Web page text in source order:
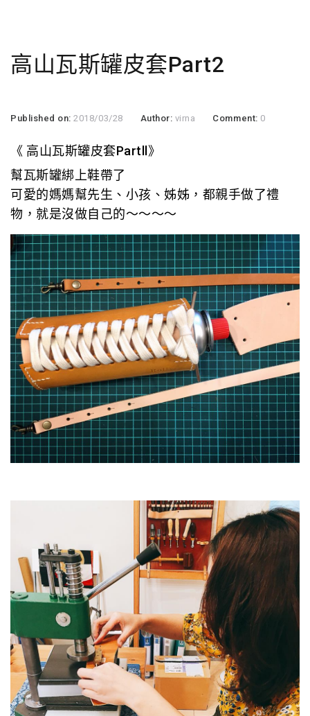
高山瓦斯罐皮套Part2
Published on:2018/03/28 Author: virna Comment: 0
《 高山瓦斯罐皮套Partll》
幫瓦斯罐綁上鞋帶了
可愛的媽媽幫先生、小孩、姊姊，都親手做了禮
物，就是沒做自己的～～～～